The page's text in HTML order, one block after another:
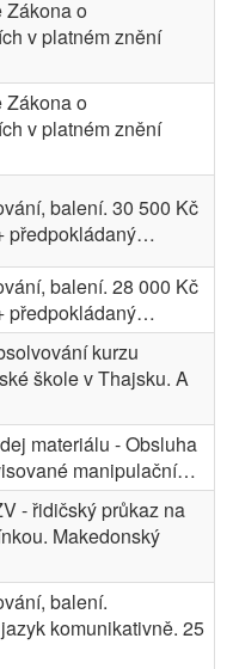
Zákona o
v platném znění
Zákona o
v platném znění
balení. 30 500 Kč
předpokládaný…
balení. 28 000 Kč
předpokládaný…
kurzu
škole v Thajsku. A
materiálu - Obsluha
manipulační…
- řidičský průkaz na
Makedonský
balení.
komunikativně. 25